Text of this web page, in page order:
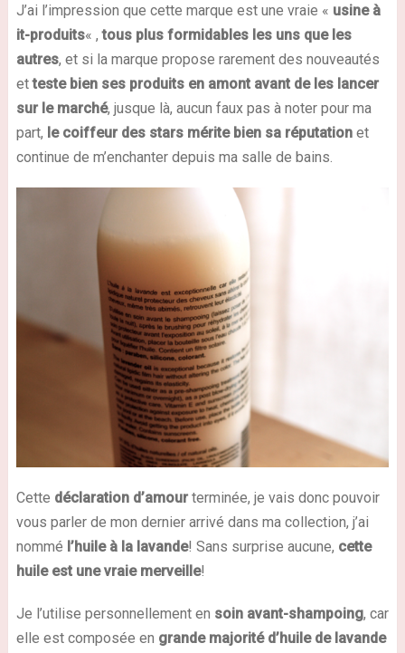
J’ai l’impression que cette marque est une vraie « usine à
it-produits« ,tous plus formidables les uns que les
autres, et si la marque propose rarement des nouveautés
etteste bien ses produits en amont avant de les lancer
sur le marché, jusque là, aucun faux pas à noter pour ma
part, le coiffeur des stars mérite bien sa réputationet
continue de m’enchanter depuis ma salle de bains.
Cette déclaration d’amourterminée, je vais donc pouvoir
vous parler de mon dernier arrivé dans ma collection, j’ai
nommé l’huile à la lavande! Sans surprise aucune, cette
huile est une vraie merveille!
Je l’utilise personnellement en soin avant-shampoing, car
elle est composée en grande majorité d’huile de lavande